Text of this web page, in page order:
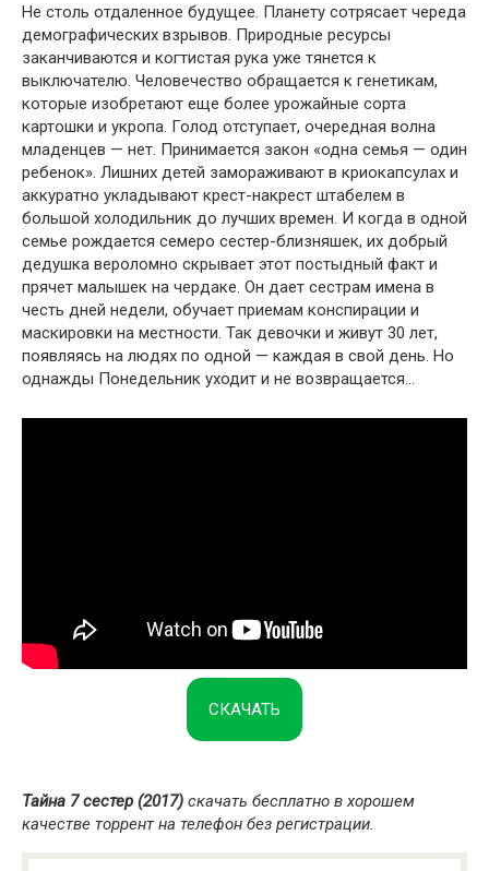
Не столь отдаленное будущее. Планету сотрясает череда
демографических взрывов. Природные ресурсы
заканчиваются и когтистая рука уже тянется к
выключателю. Человечество обращается к генетикам,
которые изобретают еще более урожайные сорта
картошки и укропа. Голод отступает, очередная волна
младенцев — нет. Принимается закон «одна семья — один
ребенок». Лишних детей замораживают в криокапсулах и
аккуратно укладывают крест-накрест штабелем в
большой холодильник до лучших времен. И когда в одной
семье рождается семеро сестер-близняшек, их добрый
дедушка вероломно скрывает этот постыдный факт и
прячет малышек на чердаке. Он дает сестрам имена в
честь дней недели, обучает приемам конспирации и
маскировки на местности. Так девочки и живут 30 лет,
появляясь на людях по одной — каждая в свой день. Но
однажды Понедельник уходит и не возвращается…
СКАЧАТЬ
Тайна 7 сестер (2017) скачать бесплатно в хорошем
качестве торрент на телефон без регистрации.